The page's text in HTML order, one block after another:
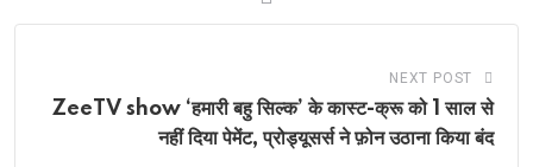
NEXT POST
ZeeTV show ‘हमारी बहु सिल्क’ के कास्ट-क्रू को 1 साल से
नहीं दिया पेमेंट, प्रोड्यूसर्स ने फ़ोन उठाना किया बंद